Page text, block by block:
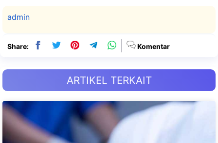
admin
Share: Komentar
ARTIKEL TERKAIT